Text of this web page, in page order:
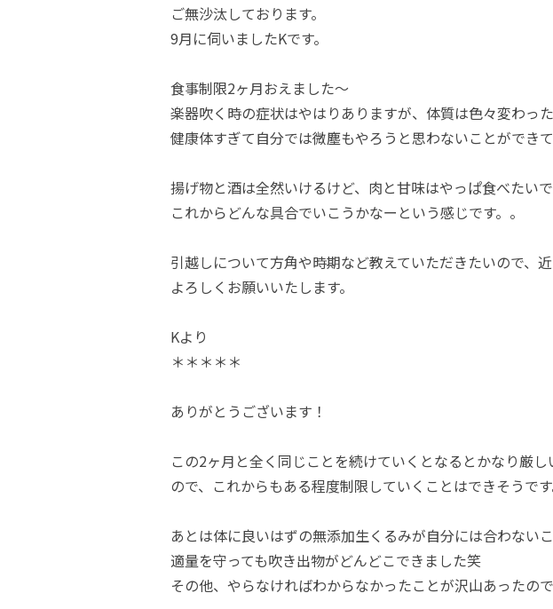
ご無沙汰しております。
9月に伺いましたKです。
食事制限2ヶ月おえました～
楽器吹く時の症状はやはりありますが、体質は色々変わっ
健康体すぎて自分では微塵もやろうと思わないことができ
揚げ物と酒は全然いけるけど、肉と甘味はやっぱ食べたい
これからどんな具合でいこうかなーという感じです。。
引越しについて方角や時期など教えていただきたいので、
よろしくお願いいたします。
Kより
＊＊＊＊＊
ありがとうございます！
この2ヶ月と全く同じことを続けていくとなるとかなり厳
ので、これからもある程度制限していくことはできそうです
あとは体に良いはずの無添加生くるみが自分には合わない
適量を守っても吹き出物がどんどこできました笑
その他、やらなければわからなかったことが沢山あった